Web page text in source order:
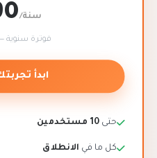
/سنة
فوترة سنوية —
ابدأ
حتى 10 مستخدمين
كل ما في الانطلاق